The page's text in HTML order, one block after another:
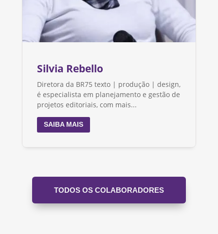
Silvia Rebello
Diretora da BR75 texto | produção | design,
é especialista em planejamento e gestão de
projetos editoriais, com mais...
SAIBA MAIS
TODOS OS COLABORADORES